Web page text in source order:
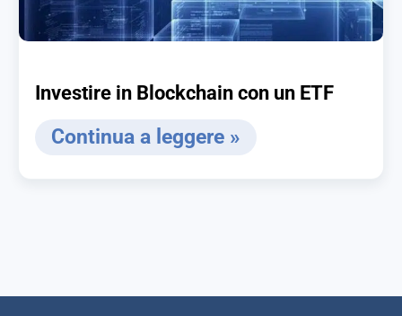
Investire in Blockchain con un ETF
Continua a leggere »